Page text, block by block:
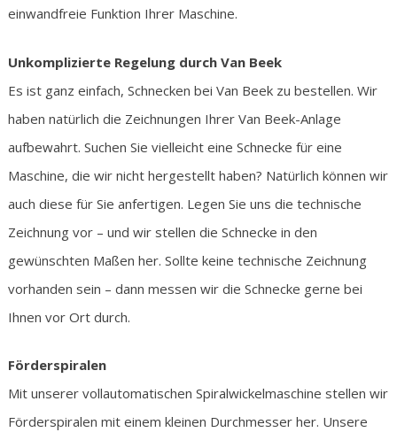
einwandfreie Funktion Ihrer Maschine.
Unkomplizierte Regelung durch Van Beek
Es ist ganz einfach, Schnecken bei Van Beek zu bestellen. Wir
haben natürlich die Zeichnungen Ihrer Van Beek-Anlage
aufbewahrt. Suchen Sie vielleicht eine Schnecke für eine
Maschine, die wir nicht hergestellt haben? Natürlich können wir
auch diese für Sie anfertigen. Legen Sie uns die technische
Zeichnung vor – und wir stellen die Schnecke in den
gewünschten Maßen her. Sollte keine technische Zeichnung
vorhanden sein – dann messen wir die Schnecke gerne bei
Ihnen vor Ort durch.
Förderspiralen
Mit unserer vollautomatischen Spiralwickelmaschine stellen wir
Förderspiralen mit einem kleinen Durchmesser her. Unsere